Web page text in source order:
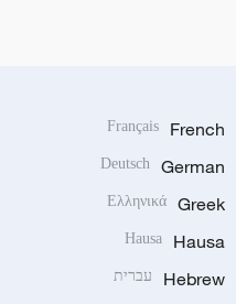
French
Français
German
Deutsch
Greek
Ελληνικά
Hausa
Hausa
Hebrew עברית